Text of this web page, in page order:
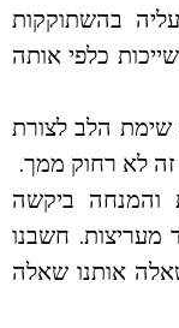
בהשתוקקות
כלפי אותה
הלב לצורת
לא רחוק ממך.
והמנחה ביקשה
חשבנו
אותנו שאלה